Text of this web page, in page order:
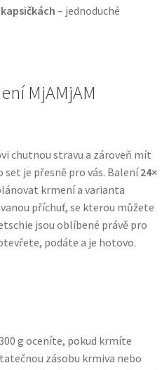
– jednoduché
MjAMjAM
chutnou stravu a zároveň mít
je přesně pro vás. Balení24×
krmení a varianta
příchuť, se kterou můžete
jsou oblíbené právě pro
podáte a je hotovo.
g oceníte, pokud krmíte
zásobu krmiva nebo